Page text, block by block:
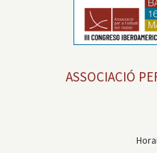
ASSOCIACIÓ